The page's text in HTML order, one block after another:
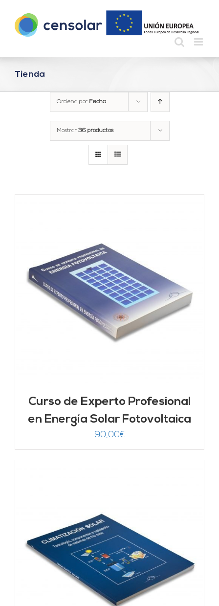
contenido
Tienda
Ordena por Fecha
Mostrar 36 productos
Curso de Experto Profesional
en Energía Solar Fotovoltaica
90,00€